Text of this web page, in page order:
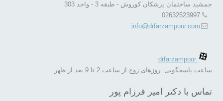
جمشید ساختمان پزشکان کوروش - طبقه 3 - واحد 303
02632523997
info@drfarzampour.com
drfarzampoor
ساعت پاسخگویی: روزهای زوج از ساعت 2 تا 9 بعد از ظهر
تماس با دکتر امیر فرزام پور